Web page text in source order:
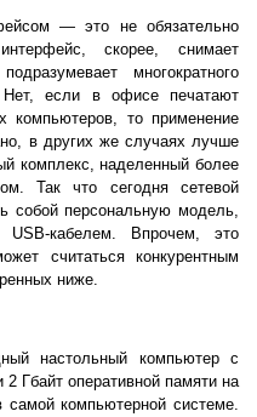
— это не обязательно
скорее, снимает
многократного
Нет, если в офисе печатают
компьютеров, то применение
в других же случаях лучше
комплекс, наделенный более
Так что сегодня сетевой
собой персональную модель,
кабелем. Впрочем, это
считаться конкурентным
ниже.
настольный компьютер с
Гбайт оперативной памяти на
самой компьютерной системе.